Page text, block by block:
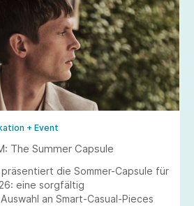
+ Event
The Summer Capsule
präsentiert die Sommer-Capsule für
eine sorgfältig
an Smart-Casual-Pieces